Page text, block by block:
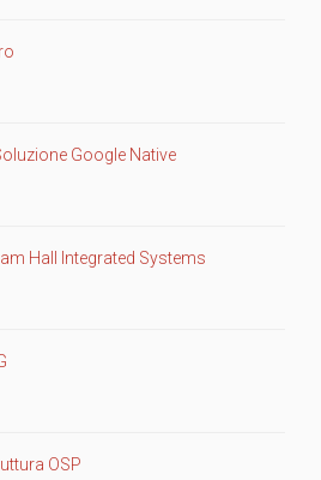
Google Native
Hall Integrated Systems
OSP